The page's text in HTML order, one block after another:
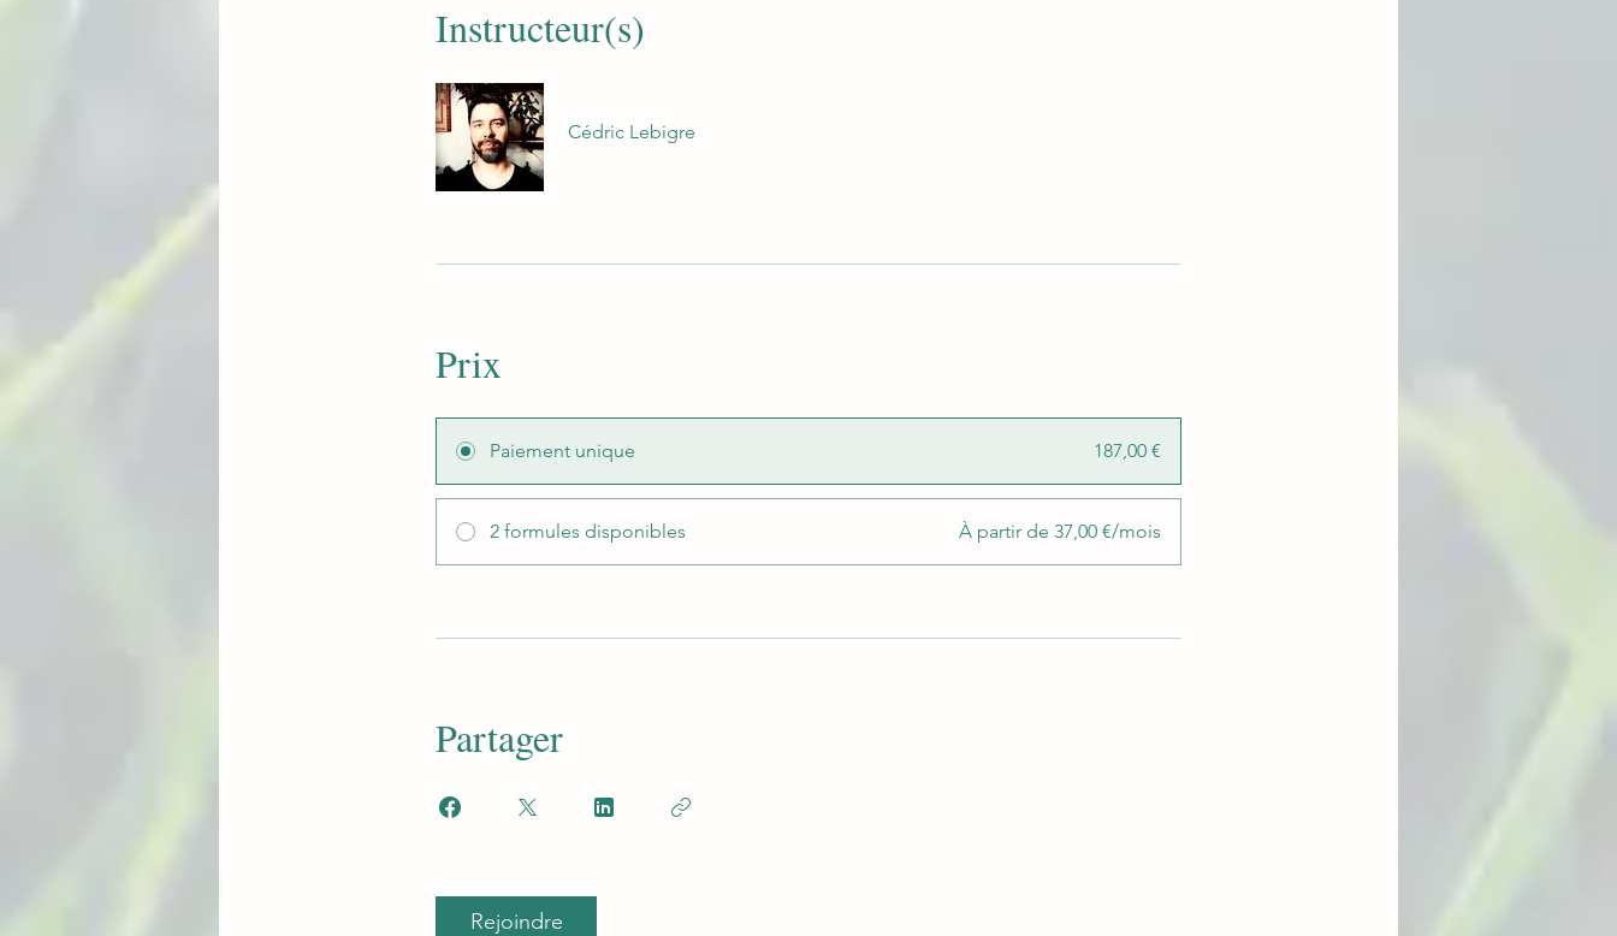
Instructeur(s)
Cédric Lebigre
Prix
Paiement unique 187,00 €
2 formules disponibles À partir de 37,00 €/mois
Partager
Rejoindre